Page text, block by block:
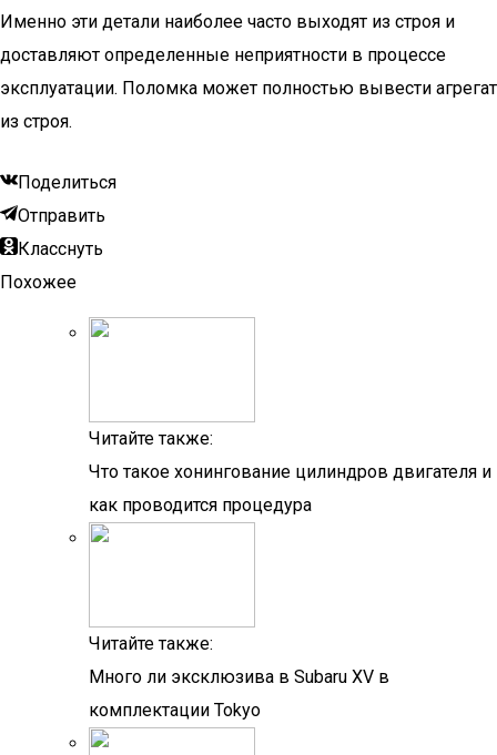
Именно эти детали наиболее часто выходят из строя и
доставляют определенные неприятности в процессе
эксплуатации. Поломка может полностью вывести агрегат
из строя.
Поделиться
Отправить
Класснуть
Похожее
Читайте также:
Что такое хонингование цилиндров двигателя и
как проводится процедура
Читайте также:
Много ли эксклюзива в Subaru XV в
комплектации Tokyo